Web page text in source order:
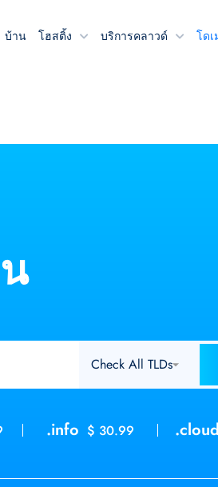
บ้าน โฮสติ้ง บริการคลาวด์ โด
.info $ 30.99 .cloud